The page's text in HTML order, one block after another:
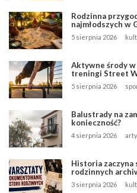
Rodzinna
najmłodszych w
5 sierpnia 2026
Aktywne środy
treningi Street
5 sierpnia 2026
Balustrady na
konieczność?
4 sierpnia 2026
Historia zaczyna
rodzinnych
3 sierpnia 2026